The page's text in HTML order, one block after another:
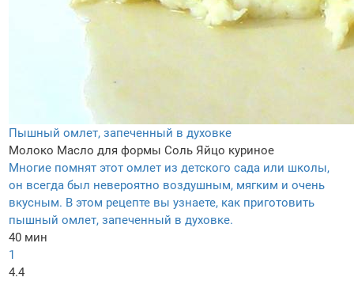
Пышный омлет, запеченный в духовке
Молоко Масло для формы Соль Яйцо куриное
Многие помнят этот омлет из детского сада или школы,
он всегда был невероятно воздушным, мягким и очень
вкусным. В этом рецепте вы узнаете, как приготовить
пышный омлет, запеченный в духовке.
40 мин
1
4.4